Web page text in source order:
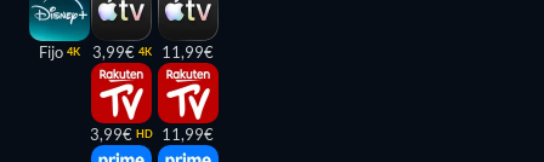
Fijo 4K 3,99€ 4K
3,99€ HD
11,99€
11,99€